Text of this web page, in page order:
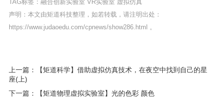
TAG标签： 融合创新实验室 VR实验室 虚拟仿真
声明：本文由矩道科技整理，如若转载，请注明出处：
https://www.judaoedu.com/cpnews/show286.html 。
上一篇：【矩道科学】借助虚拟仿真技术，在夜空中找到自己的星
座(上)
下一篇：【矩道物理虚拟实验室】光的色彩 颜色